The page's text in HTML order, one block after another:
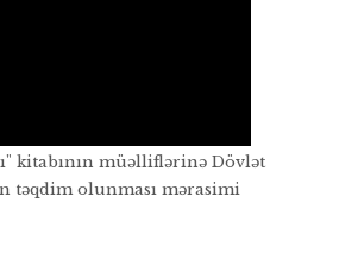
kitabının müəlliflərinə Dövlət
təqdim olunması mərasimi